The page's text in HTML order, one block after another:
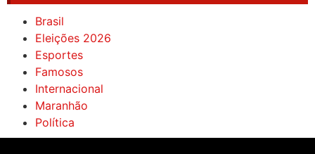
Brasil
Eleições 2026
Esportes
Famosos
Internacional
Maranhão
Política